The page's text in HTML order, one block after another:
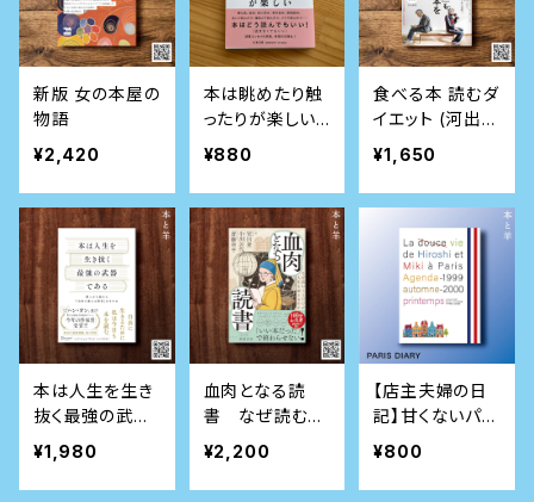
新版 女の本屋の
物語
¥2,420
本は眺めたり触
ったりが楽しい
(ちくま文庫)
¥880
食べる本 読むダ
イエット (河出新
書)
¥1,650
本は人生を生き
抜く最強の武器
である 問いから
始める「自分を
変える読書」の
¥1,980
血肉となる読
書 なぜ読むこ
とだけが人生を
変えるのか
¥2,200
【店主夫婦の日
記】甘くないパリ
生活日記 1999
¥800